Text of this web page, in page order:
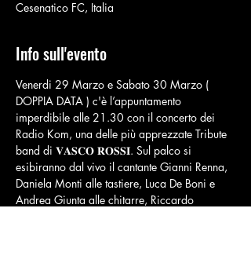
Cesenatico FC, Italia
Info sull'evento
Venerdi 29 Marzo e Sabato 30 Marzo (
DOPPIA DATA ) c'è l’appuntamento
imperdibile alle 21.30 con il concerto dei
Radio Kom, una delle più apprezzate Tribute
band di 𝐕𝐀𝐒𝐂𝐎 𝐑𝐎𝐒𝐒𝐈. Sul palco si
esibiranno dal vivo il cantante Gianni Renna,
Daniela Monti alle tastiere, Luca De Boni e
Andrea Giunta alle chitarre, Riccardo